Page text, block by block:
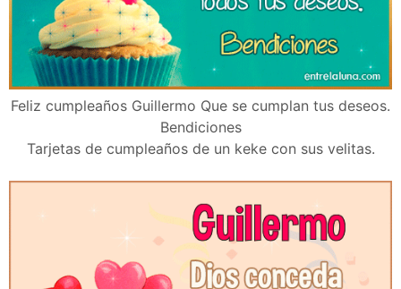
Feliz cumpleaños Guillermo Que se cumplan tus deseos.
Bendiciones
Tarjetas de cumpleaños de un keke con sus velitas.